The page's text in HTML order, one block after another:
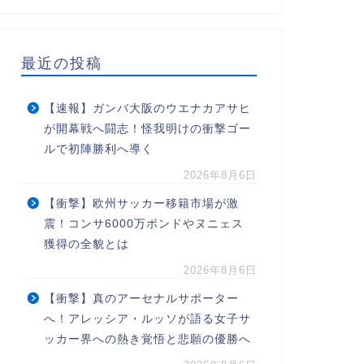
最近の投稿
【速報】ガンバ大阪のウエナカアサヒ
が開幕戦へ闘志！怪我明けの衝撃ゴー
ルで初陣勝利へ導く
2026年8月6日
【衝撃】欧州サッカー移籍市場が激
震！コンサ6000万ポンドやヌニェス
獲得の全貌とは
2026年8月6日
【衝撃】真のアーセナルサポーター
へ！アレッシア・ルッソが語る女子サ
ッカー界への熱き覚悟と悲願の優勝へ